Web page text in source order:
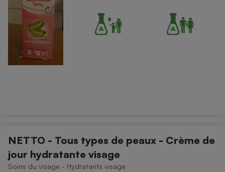
NETTO - Tous types de peaux - Crème de
jour hydratante visage
Soins du visage - Hydratants visage